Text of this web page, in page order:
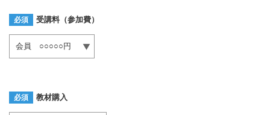
必須 受講料（参加費）
必須 教材購入